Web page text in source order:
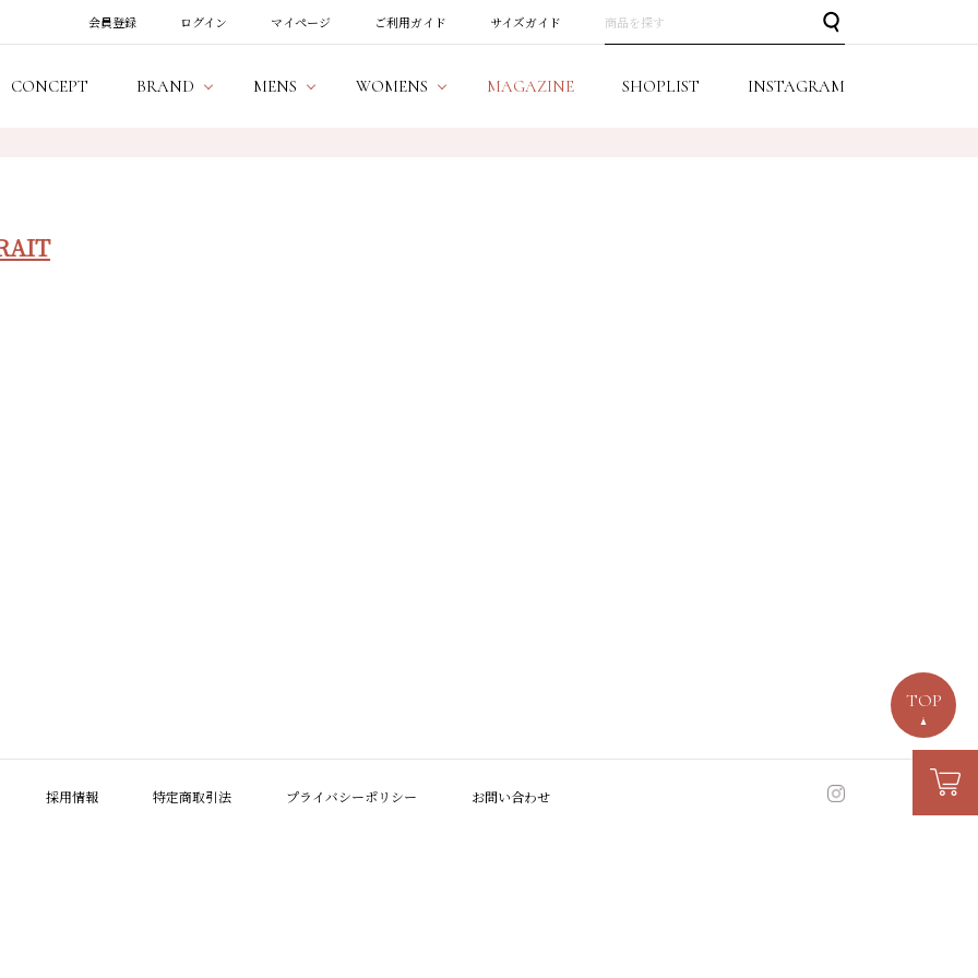
会員登録 ログイン マイページ ご利用ガイド サイズガイド
CONCEPT BRAND MENS WOMENS MAGAZINE SHOPLIST INSTAGRAM
TOP
採用情報 特定商取引法 プライバシーポリシー お問い合わせ